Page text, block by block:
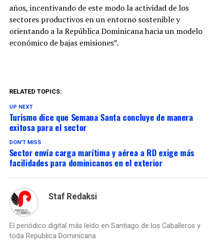
años, incentivando de este modo la actividad de los
sectores productivos en un entorno sostenible y
orientando a la República Dominicana hacia un modelo
económico de bajas emisiones”.
RELATED TOPICS:
UP NEXT
Turismo dice que Semana Santa concluye de manera
exitosa para el sector
DON'T MISS
Sector envía carga marítima y aérea a RD exige más
facilidades para dominicanos en el exterior
Staf Redaksi
El periódico digital más leído en Santiago de los Caballeros y
toda Republica Dominicana